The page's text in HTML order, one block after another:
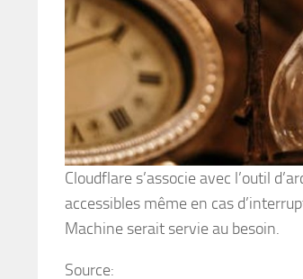
Cloudflare s’associe avec l’outil
accessibles même en cas
Machine serait servie au besoin.
Source: